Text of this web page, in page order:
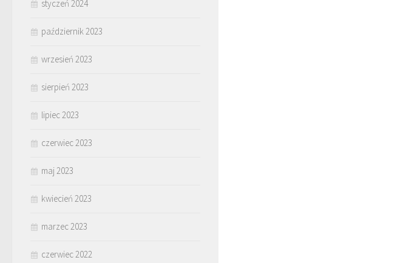
styczeń 2024
październik 2023
wrzesień 2023
sierpień 2023
lipiec 2023
czerwiec 2023
maj 2023
kwiecień 2023
marzec 2023
czerwiec 2022